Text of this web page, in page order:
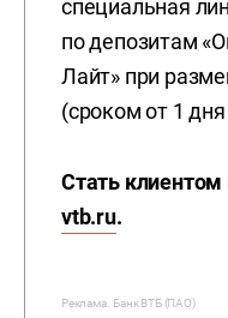
специальная
по депозитам
Лайт» при
(сроком от 1
Стать клиентом
vtb.ru.
Реклама. Банк ВТБ (ПАО)